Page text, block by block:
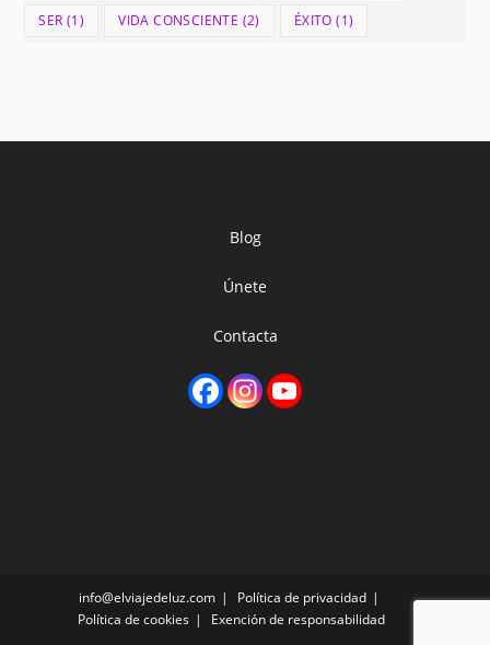
SER (1) VIDA CONSCIENTE (2) ÉXITO (1)
Blog
Únete
Contacta
info@elviajedeluz.com
Política de privacidad
Política de cookies
Exención de responsabilidad